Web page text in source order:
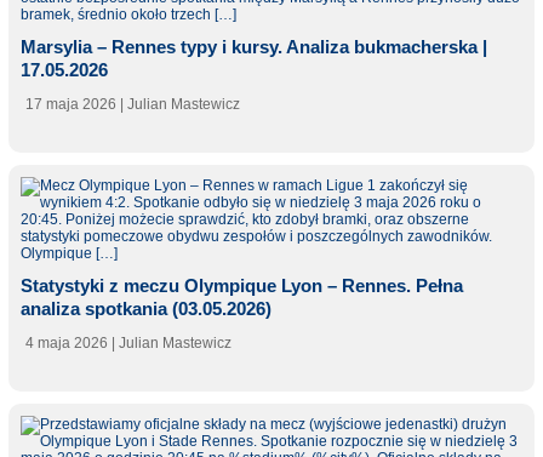
Marsylia – Rennes typy i kursy. Analiza bukmacherska |
17.05.2026
17 maja 2026 | Julian Mastewicz
Statystyki z meczu Olympique Lyon – Rennes. Pełna
analiza spotkania (03.05.2026)
4 maja 2026 | Julian Mastewicz